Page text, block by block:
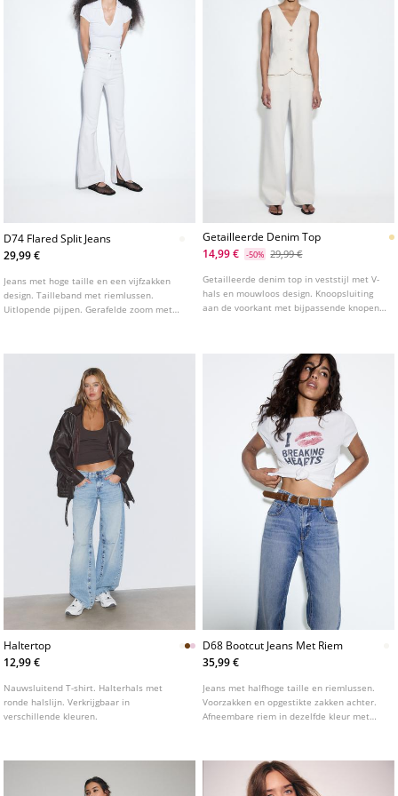
D74 Flared Split Jeans
29,99 €
Jeans met hoge taille en een vijfzakken
design. Tailleband met riemlussen.
Uitlopende pijpen. Gerafelde zoom met
verschillende kleuren.
Getailleerde Denim Top
14,99 €
-50% 29,99 €
Getailleerde denim top in veststijl met V-
hals en mouwloos design. Knoopsluiting
aan de voorkant met bijpassende knopen.
Haltertop
12,99 €
Nauwsluitend T-shirt. Halterhals met
ronde halslijn. Verkrijgbaar in
verschillende kleuren.
D68 Bootcut Jeans Met Riem
35,99 €
Jeans met halfhoge taille en riemlussen.
Voorzakken en opgestikte zakken achter.
Afneembare riem in dezelfde kleur met
uitlopende pijpen. Verkrijgbaar in
verschillende kleuren.